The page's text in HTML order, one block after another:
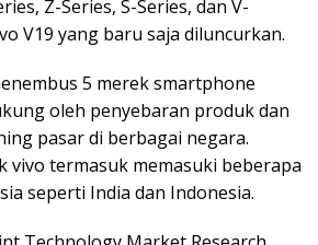
Z-Series, S-Series, dan V-
V19 yang baru saja diluncurkan.
5 merek smartphone
oleh penyebaran produk dan
pasar di berbagai negara.
vivo termasuk memasuki beberapa
seperti India dan Indonesia.